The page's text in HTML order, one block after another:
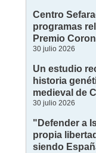
Centro
programas
Premio
30 julio 2026
Un estudio
historia
medieval de
30 julio 2026
"Defender a
propia
siendo